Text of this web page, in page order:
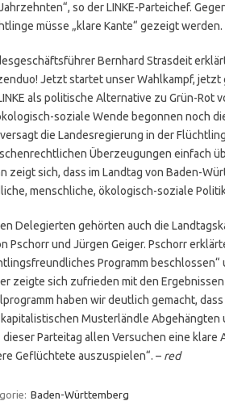
so der LINKE-Parteichef.
müsse „klare Kante“ gezeigt werden.
Bernhard Strasdeit
Jetzt startet unser Wahlkampf, jetzt
als politische Alternative zu Grün-
soziale Wende begonnen noch
die Landesregierung in der
Überzeugungen einfach
zeigt sich, dass im Landtag von Baden-
menschliche, ökologisch-soziale
Delegierten gehörten auch die
Pschorr und Jürgen Geiger. Pschorr
Programm beschlossen“
zeigte sich zufrieden mit den
haben wir deutlich gemacht,
Musterländle
dieser Parteitag allen Versuchen eine klare
Geflüchtete auszuspielen“. – red
Baden-Württemberg